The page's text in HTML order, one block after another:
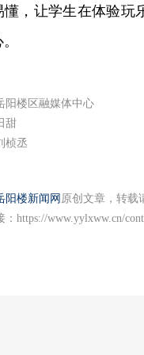
懂，让学生在体验玩
阳楼区融媒体中心
甜
桢丞
阳楼新闻网 原创文章，转载
https://www.yylxww.cn/